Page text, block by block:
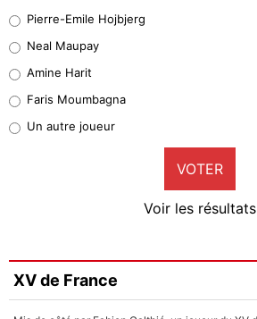
5%
1%
9%
Faris Moumbagna
4%
Pierre-Emile Hojbjerg
Neal Maupay
Amine Harit
Faris Moumbagna
Un autre joueur
VOTER
Voir les résultats
XV de France